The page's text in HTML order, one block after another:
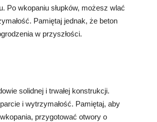
Po wkopaniu słupków, możesz wlać
Pamiętaj jednak, że beton
w przyszłości.
solidnej i trwałej konstrukcji.
i wytrzymałość. Pamiętaj, aby
przygotować otwory o